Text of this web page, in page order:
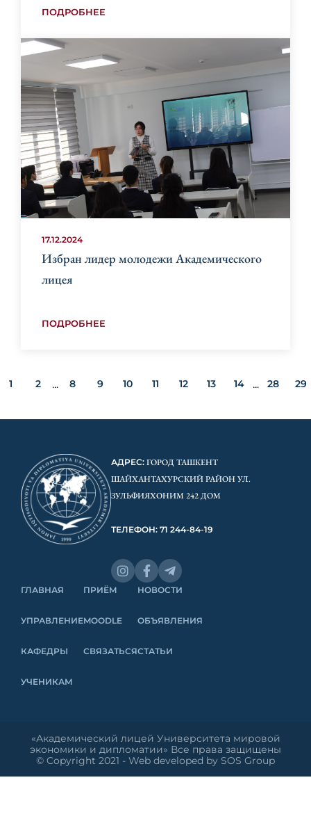
ПОДРОБНЕЕ
17.12.2024
Избран лидер молодежи Академического
лицея
ПОДРОБНЕЕ
1 2 ... 8 9 10 11 12 13 14 ... 28 29
АДРЕС: ГОРОД ТАШКЕНТ
ШАЙХАНТАХУРСКИЙ РАЙОН УЛ.
ЗУЛЬФИЯХОНИМ 242 ДОМ
ТЕЛЕФОН: 71 244-84-19
ГЛАВНАЯ
УПРАВЛЕНИЕ
КАФЕДРЫ
УЧЕНИКАМ
ПРИЁМ
MOODLE
СВЯЗАТЬСЯ
НОВОСТИ
ОБЪЯВЛЕНИЯ
СТАТЬИ
«Академический лицей Университета мировой
экономики и дипломатии» Все права защищены
© Copyright 2021 - Web developed by SOS Group